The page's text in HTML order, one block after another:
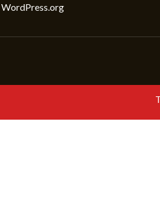
WordPress.org